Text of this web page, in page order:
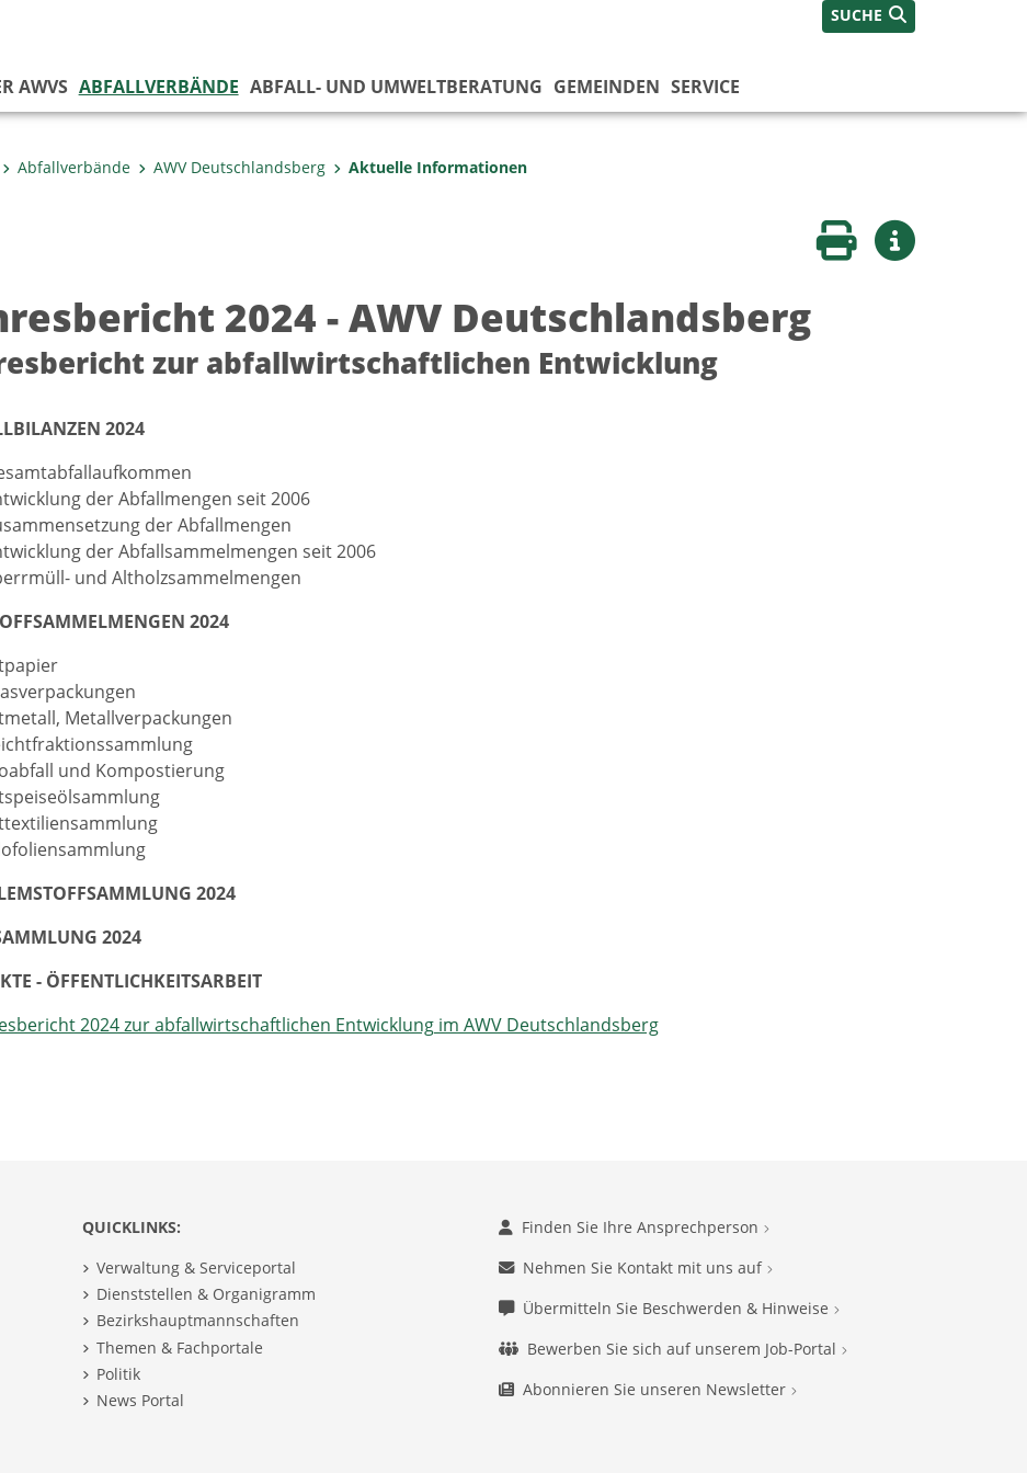
SUCHE
AWVS ABFALLVERBÄNDE ABFALL- UND UMWELTBERATUNG GEMEINDEN SERVICE
Abfallverbände AWV Deutschlandsberg Aktuelle Informationen
Seite druckenWeitere Infos
2024 - AWV Deutschlandsberg
zur abfallwirtschaftlichen Entwicklung
2024
der Abfallmengen seit 2006
der Abfallmengen
der Abfallsammelmengen seit 2006
und Altholzsammelmengen
2024
Metallverpackungen
und Kompostierung
2024
2024
- ÖFFENTLICHKEITSARBEIT
2024 zur abfallwirtschaftlichen Entwicklung im AWV Deutschlandsberg
QUICKLINKS:
Verwaltung & Serviceportal
Dienststellen & Organigramm
Bezirkshauptmannschaften
Themen & Fachportale
Politik
News Portal
Finden Sie Ihre Ansprechperson
Nehmen Sie Kontakt mit uns auf
Übermitteln Sie Beschwerden & Hinweise
Bewerben Sie sich auf unserem Job-Portal
Abonnieren Sie unseren Newsletter